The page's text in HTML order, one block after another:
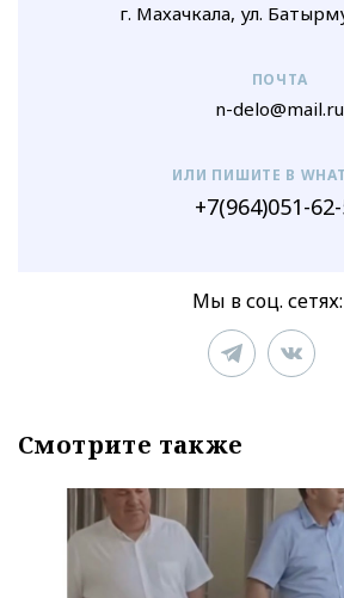
г. Махачкала, ул.
ПОЧТА
n-delo@mail.ru
ИЛИ ПИШИТЕ В
+7(964)051-
Мы в соц. сетях:
Смотрите также